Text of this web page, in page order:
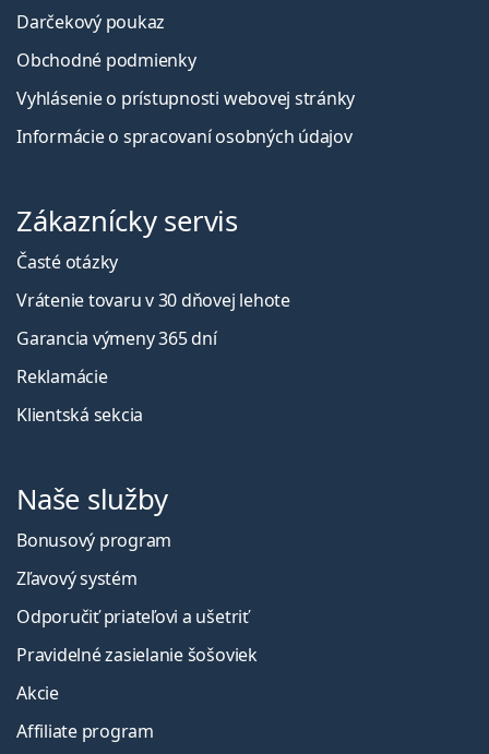
Darčekový poukaz
Obchodné podmienky
Vyhlásenie o prístupnosti webovej stránky
Informácie o spracovaní osobných údajov
Zákaznícky servis
Časté otázky
Vrátenie tovaru v 30 dňovej lehote
Garancia výmeny 365 dní
Reklamácie
Klientská sekcia
Naše služby
Bonusový program
Zľavový systém
Odporučiť priateľovi a ušetriť
Pravidelné zasielanie šošoviek
Akcie
Affiliate program